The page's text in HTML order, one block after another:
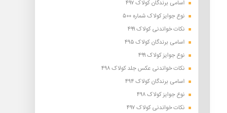
اسامی برندگان کولاک ۴۹۷
نوع جوایز کولاک شماره ۵۰۰
نکات خواندنی کولاک ۴۹۹
اسامی برندگان کولاک ۴۹۵
نوع جوایز کولاک ۴۹۹
نکات خواندنی عکس جلد کولاک ۴۹۸
اسامی برندگان کولاک ۴۹۴
نوع جوایز کولاک ۴۹۸
نکات خواندنی کولاک ۴۹۷